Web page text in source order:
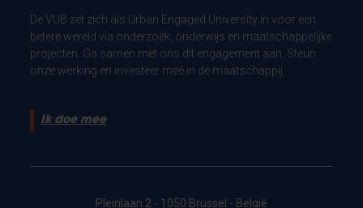
De VUB zet zich als Urban Engaged University in voor een
betere wereld via onderzoek, onderwijs en maatschappelijke
projecten. Ga samen met ons dit engagement aan. Steun
onze werking en investeer mee in de maatschappij.
Ik doe mee
Pleinlaan 2 - 1050 Brussel - België